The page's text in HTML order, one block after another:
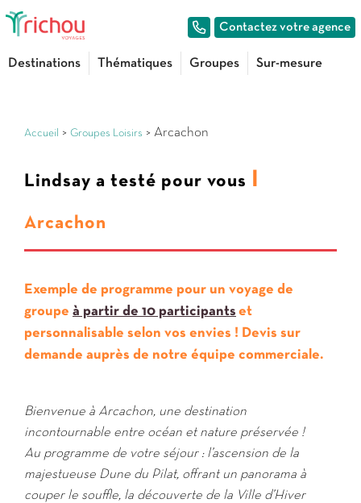
Contactez votre agence
Destinations Thématiques Groupes Sur-mesure
Accueil > Groupes Loisirs > Arcachon
Lindsay a testé pour vous
Arcachon
Exemple de programme pour un voyage de
groupe à partir de 10 participants et
personnalisable selon vos envies ! Devis sur
demande auprès de notre équipe commerciale.
Bienvenue à Arcachon, une destination
incontournable entre océan et nature préservée !
Au programme de votre séjour : l’ascension de la
majestueuse Dune du Pilat, offrant un panorama à
couper le souffle, la découverte de la Ville d’Hiver